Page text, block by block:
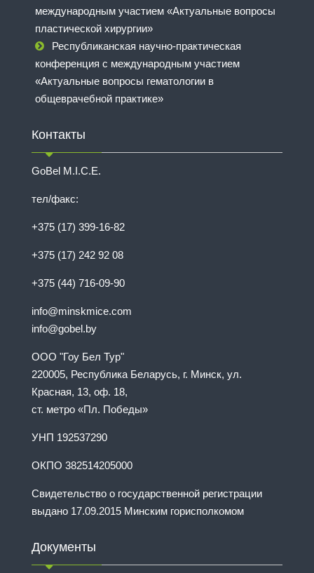
международным участием «Актуальные вопросы
пластической хирургии»
Республиканская научно-практическая
конференция с международным участием
«Актуальные вопросы гематологии в
общеврачебной практике»
Контакты
GoBel M.I.C.E.
тел/факс:
+375 (17) 399-16-82
+375 (17) 242 92 08
+375 (44) 716-09-90
info@minskmice.com
info@gobel.by
ООО "Гоу Бел Тур"
220005, Республика Беларусь, г. Минск, ул.
Красная, 13, оф. 18,
ст. метро «Пл. Победы»
УНП 192537290
ОКПО 382514205000
Свидетельство о государственной регистрации
выдано 17.09.2015 Минским горисполкомом
Документы